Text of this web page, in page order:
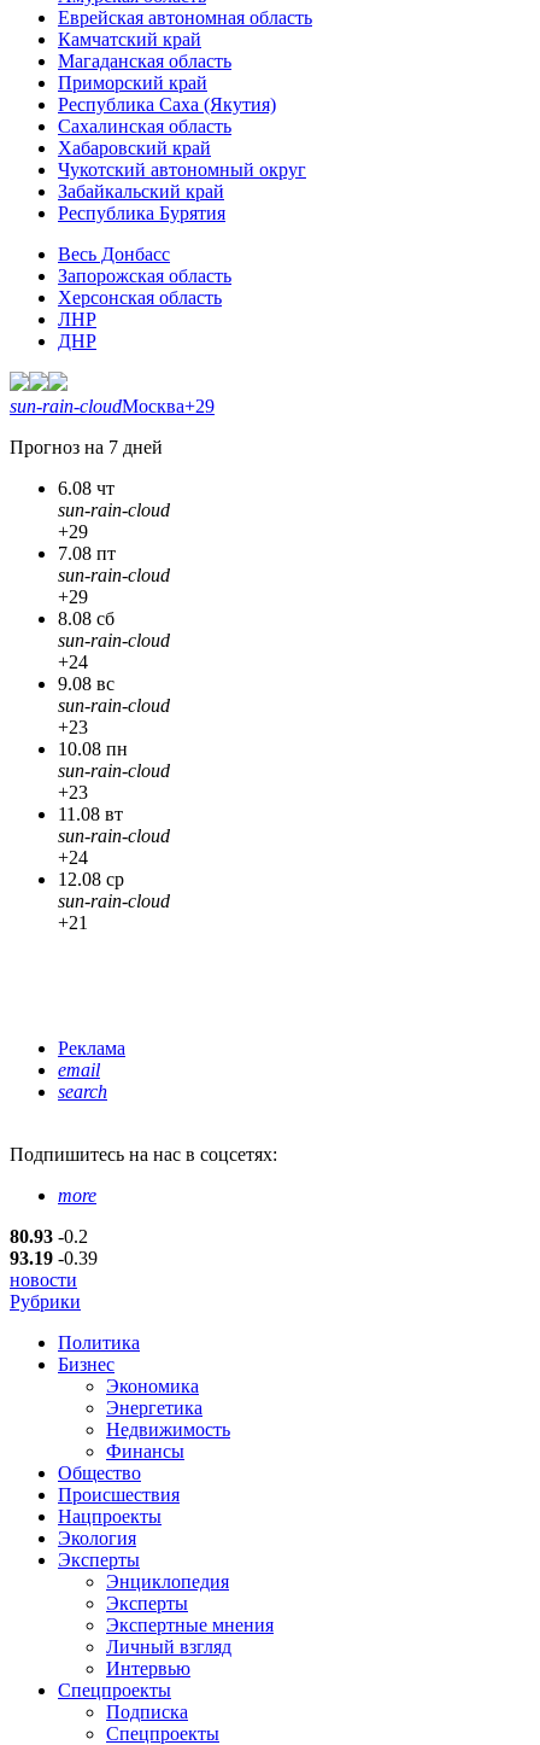
Еврейская автономная область
Камчатский край
Магаданская область
Приморский край
Республика Саха (Якутия)
Сахалинская область
Хабаровский край
Чукотский автономный округ
Забайкальский край
Республика Бурятия
Весь Донбасс
Запорожская область
Херсонская область
ЛНР
ДНР
sun-rain-cloudМосква+29
Прогноз на 7 дней
6.08 чт
sun-rain-cloud
+29
7.08 пт
sun-rain-cloud
+29
8.08 сб
sun-rain-cloud
+24
9.08 вс
sun-rain-cloud
+23
10.08 пн
sun-rain-cloud
+23
11.08 вт
sun-rain-cloud
+24
12.08 ср
sun-rain-cloud
+21
Реклама
email
search
Подпишитесь на нас в соцсетях:
more
80.93 -0.2
93.19 -0.39
новости
Рубрики
Политика
Бизнес
Экономика
Энергетика
Недвижимость
Финансы
Общество
Происшествия
Нацпроекты
Экология
Эксперты
Энциклопедия
Эксперты
Экспертные мнения
Личный взгляд
Интервью
Спецпроекты
Подписка
Спецпроекты